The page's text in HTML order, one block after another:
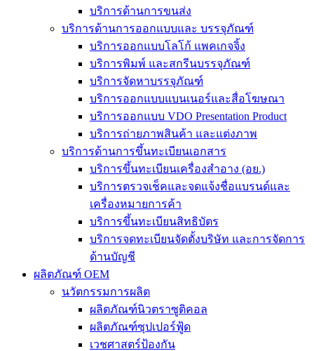
บริการด้านการขนส่ง
บริการด้านการออกแบบและ บรรจุภัณฑ์
บริการออกแบบโลโก้ แพคเกจจิ้ง
บริการพิมพ์ และสกรีนบรรจุภัณฑ์
บริการจัดหาบรรจุภัณฑ์
บริการออกแบบแบนเนอร์และสื่อโฆษณา
บริการออกแบบ VDO Presentation Product
บริการถ่ายภาพสินค้า และแต่งภาพ
บริการด้านการขึ้นทะเบียนเอกสาร
บริการขึ้นทะเบียนเครื่องสำอาง (อย.)
บริการตรวจเช็คและจดแจ้งชื่อแบรนด์และ
เครื่องหมายการค้า
บริการขึ้นทะเบียนสิทธิบัตร
บริการจดทะเบียนจัดตั้งบริษัท และการจัดการ
ด้านบัญชี
ผลิตภัณฑ์ OEM
นวัตกรรมการผลิต
ผลิตภัณฑ์นิวตราซูติคอล
ผลิตภัณฑ์ซุปเปอร์ฟู้ด
เวชศาสตร์ป้องกัน